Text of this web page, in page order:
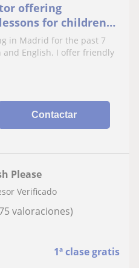
offering
for children
in Madrid for the past 7
and English. I offer friendly
Contactar
1ª clase gratis
Please
Verificado
valoraciones)